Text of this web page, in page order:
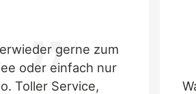
gerne zum
oder einfach nur
Toller Service,